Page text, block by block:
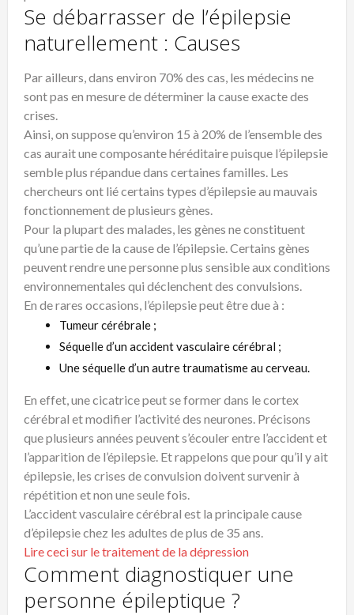
Se débarrasser de l’épilepsie
naturellement : Causes
Par ailleurs, dans environ 70% des cas, les médecins ne
sont pas en mesure de déterminer la cause exacte des
crises.
Ainsi, on suppose qu’environ 15 à 20% de l’ensemble des
cas aurait une composante héréditaire puisque l’épilepsie
semble plus répandue dans certaines familles. Les
chercheurs ont lié certains types d’épilepsie au mauvais
fonctionnement de plusieurs gènes.
Pour la plupart des malades, les gènes ne constituent
qu’une partie de la cause de l’épilepsie. Certains gènes
peuvent rendre une personne plus sensible aux conditions
environnementales qui déclenchent des convulsions.
En de rares occasions, l’épilepsie peut être due à :
Tumeur cérébrale ;
Séquelle d’un accident vasculaire cérébral ;
Une séquelle d’un autre traumatisme au cerveau.
En effet, une cicatrice peut se former dans le cortex
cérébral et modifier l’activité des neurones. Précisons
que plusieurs années peuvent s’écouler entre l’accident et
l’apparition de l’épilepsie. Et rappelons que pour qu’il y ait
épilepsie, les crises de convulsion doivent survenir à
répétition et non une seule fois.
L’accident vasculaire cérébral est la principale cause
d’épilepsie chez les adultes de plus de 35 ans.
Lire ceci sur le traitement de la dépression
Comment diagnostiquer une
personne épileptique ?